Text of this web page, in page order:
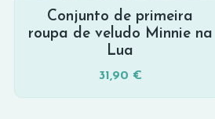
Conjunto de primeira
roupa de veludo Minnie na
Lua
31,90 €